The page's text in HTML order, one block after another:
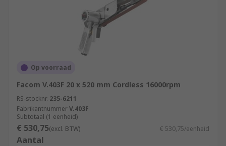
Op voorraad
Facom V.403F 20 x 520 mm Cordless 16000rpm
RS-stocknr. 235-6211
FabrikantnummerV.403F
Subtotaal (1 eenheid)
€ 530,75(excl. BTW) € 530,75/eenheid
Aantal